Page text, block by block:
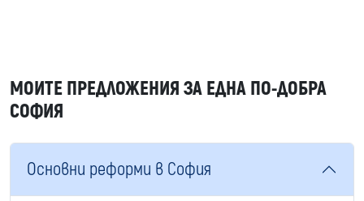
МОИТЕ ПРЕДЛОЖЕНИЯ ЗА ЕДНА ПО-ДОБРА
СОФИЯ
Основни реформи в София